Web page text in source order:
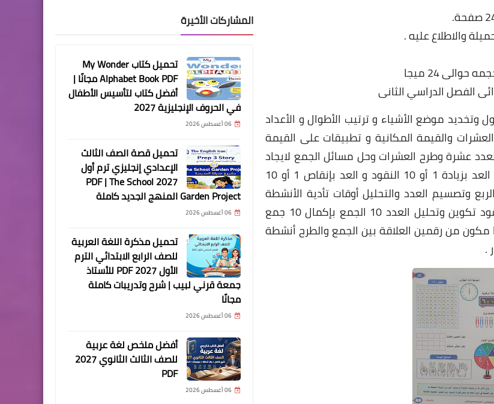
24 ميجا
الفصل الدراسيالثانى
وتخديد موضع الأشياء و ترتيب الأطوال و الأعداد
والقيمة المكانية و تطبيقات على القيمة
عشرة وطرح العشرات وحل مسائل الجمع لايجاد
قيمة المجهول وحل مسائل الطرح لايجاد قيمة المجهول العد بزيادة 1 أو 10 النقود و العد بإنقاص 1 أو 10
وتصسيم العدد والتحليل أوقات تأدية الأنشطة
اليومية و الجمع والكرح في حدود العدد 20 استخدام النقود تكوين وتحليل العدد 10 الجمع بإكمال 10 جمع
من رقمين العلاقة بين الجمع والطرح أنشطة
.
المشاركات الأخيرة
تحميل كتاب My Wonder
Alphabet Book PDF مجانًا |
أفضل كتاب لتأسيس الأطفال
في الحروف الإنجليزية 2027
06 أغسطس 2026
تحميل قصة الصف الثالث
الإعدادي إنجليزي ترم أول
2027 PDF | The School
Garden Project المنهج الجديد كاملة
06 أغسطس 2026
تحميل مذكرة اللغة العربية
للصف الرابع الابتدائي الترم
الأول 2027 PDF للأستاذ
جمعة قرني لبيب | شرح وتدريبات كاملة
مجانًا
06 أغسطس 2026
أفضل ملخص لغة عربية
للصف الثالث الثانوي 2027
PDF
06 أغسطس 2026